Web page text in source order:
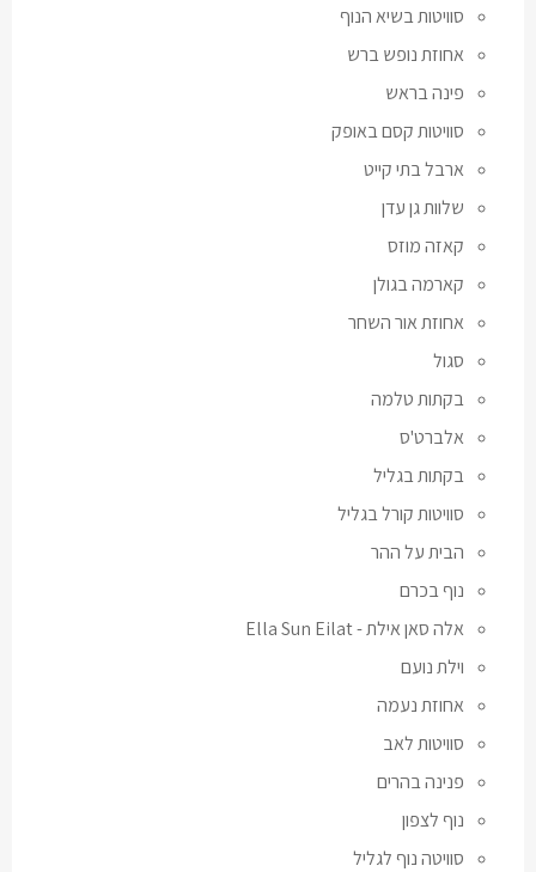
סוויטות בשיא הנוף
אחוזת נופש ברש
פינה בראש
סוויטות קסם באופק
ארבל בתי קייט
שלוות גן עדן
קאזה מוזס
קארמה בגולן
אחוזת אור השחר
סגול
בקתות טלמה
אלברט'ס
בקתות בגליל
סוויטות קורל בגליל
הבית על ההר
נוף בכרם
אלה סאן אילת - Ella Sun Eilat
וילת נועם
אחוזת נעמה
סוויטות לאב
פנינה בהרים
נוף לצפון
סוויטה נוף לגליל